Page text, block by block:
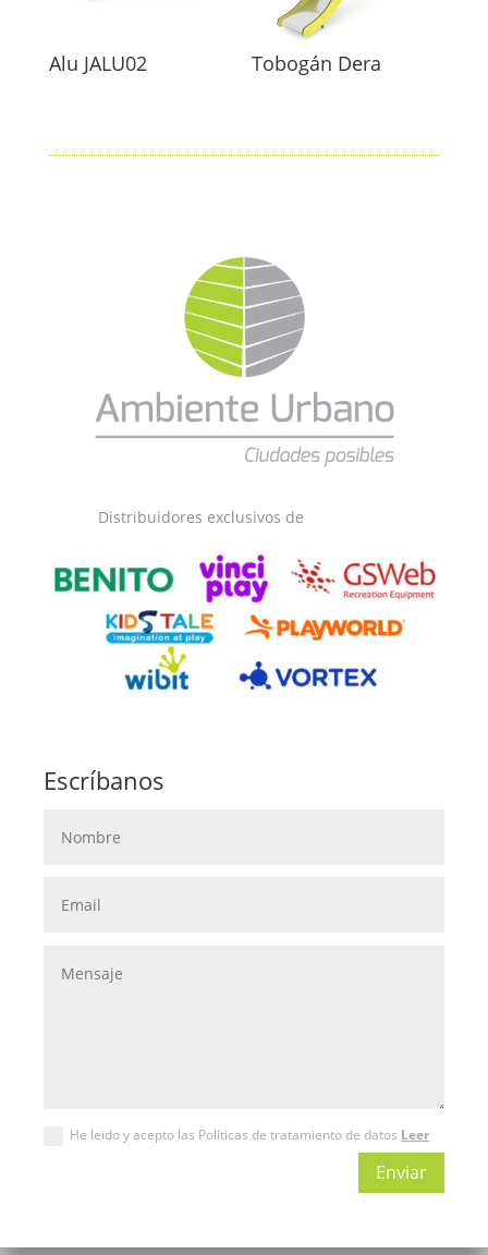
Alu JALU02 Tobogán Dera
Distribuidores exclusivos de
Escríbanos
He leido y acepto las Políticas de tratamiento de datos Leer
Enviar